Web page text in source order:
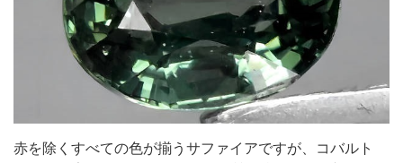
赤を除くすべての色が揃うサファイアですが、コバルト